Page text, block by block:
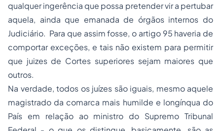
qualquer ingerência que possa pretender vir a pertubar
aquela, ainda que emanada de órgãos internos do
Judiciário. Para que assim fosse, o artigo 95 haveria de
comportar exceções, e tais não existem para permitir
que juizes de Cortes superiores sejam maiores que
outros.
Na verdade, todos os juízes são iguais, mesmo aquele
magistrado da comarca mais humilde e longínqua do
País em relação ao ministro do Supremo Tribunal